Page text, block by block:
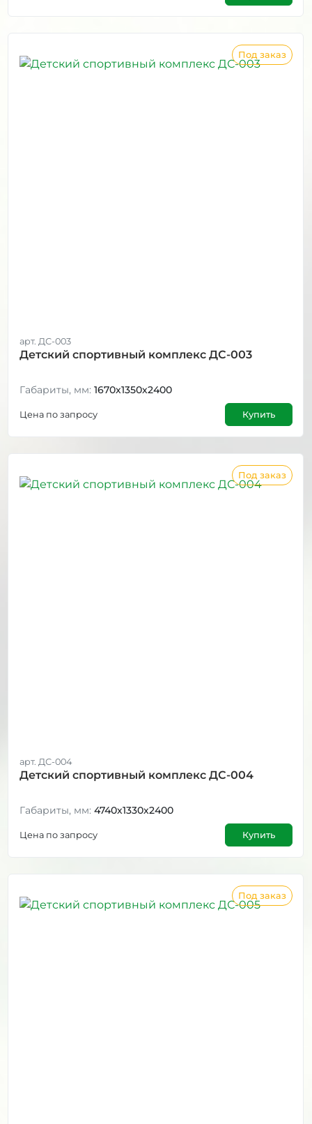
Под заказ
арт. ДС-003
Детский спортивный комплекс ДС-003
Габариты, мм: 1670х1350х2400
Цена по запросу Купить
Под заказ
арт. ДС-004
Детский спортивный комплекс ДС-004
Габариты, мм: 4740х1330х2400
Цена по запросу Купить
Под заказ